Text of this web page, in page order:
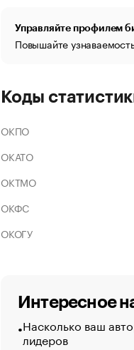
Управляйте профилем
Повышайте
Коды
ОКПО
ОКАТО
ОКТМО
ОКФС
ОКОГУ
Интересное
Насколько ваш
лидеров